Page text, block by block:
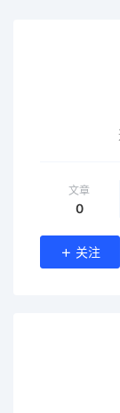
文章
0
关注